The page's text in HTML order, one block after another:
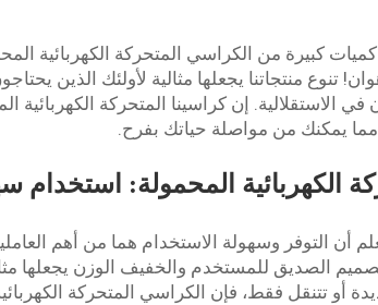
كبيرة من الكراسي المتحركة الكهربائية
تنوع منتجاتنا يجعلها مثالية لأولئك الذين
في الاستقلالية. إن كراسينا المتحركة الكهربائية
مما يمكنك من مواصلة حياتك بفرح.
الكهربائية المحمولة:
أن التوفر وسهولة الاستخدام هما من أهم
الصديق للمستخدم والخفيف الوزن يجعلها
تتنقل فقط، فإن الكراسي المتحركة